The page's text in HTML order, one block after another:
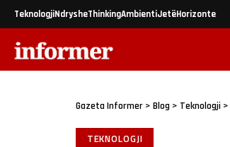
TeknologjiNdrysheThinkingAmbientiJetëHorizonte
Gazeta Informer > Blog > Teknologji >
TEKNOLOGJI